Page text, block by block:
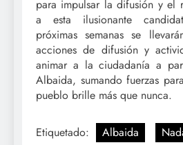
para impulsar la difusión y el
a esta ilusionante
próximas semanas se
acciones de difusión y
animar a la ciudadanía a
Albaida, sumando fuerzas
pueblo brille más que nunca.
Etiquetado: Albaida